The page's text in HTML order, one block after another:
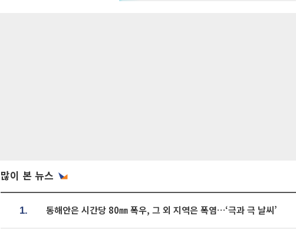
많이 본 뉴스
1. 동해안은 시간당 80㎜ 폭우, 그 외 지역은 폭염…‘극과 극 날씨’